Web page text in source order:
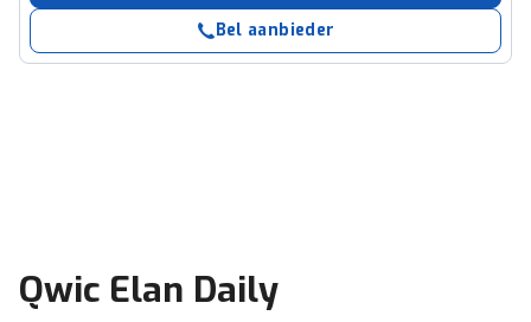
Bel aanbieder
Qwic Elan Daily